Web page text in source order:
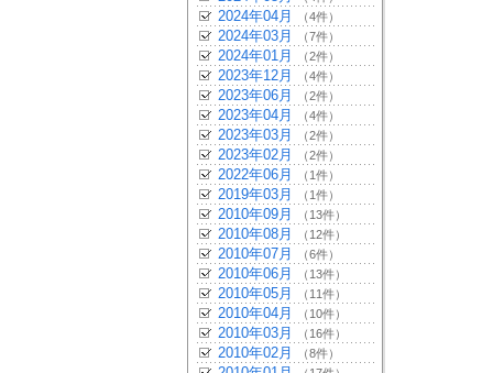
2024年04月 （4件）
2024年03月 （7件）
2024年01月 （2件）
2023年12月 （4件）
2023年06月 （2件）
2023年04月 （4件）
2023年03月 （2件）
2023年02月 （2件）
2022年06月 （1件）
2019年03月 （1件）
2010年09月 （13件）
2010年08月 （12件）
2010年07月 （6件）
2010年06月 （13件）
2010年05月 （11件）
2010年04月 （10件）
2010年03月 （16件）
2010年02月 （8件）